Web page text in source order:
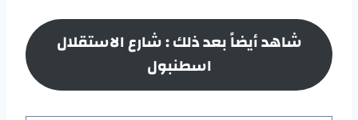
شاهد أيضاً بعد ذلك :شارع الاستقلال
اسطنبول